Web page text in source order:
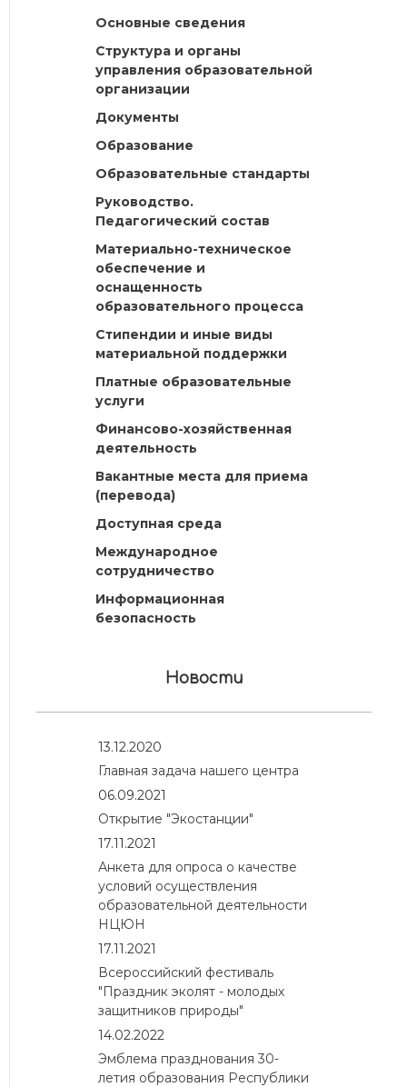
Основные сведения
Структура и органы
управления образовательной
организации
Документы
Образование
Образовательные стандарты
Руководство.
Педагогический состав
Материально-техническое
обеспечение и
оснащенность
образовательного процесса
Стипендии и иные виды
материальной поддержки
Платные образовательные
услуги
Финансово-хозяйственная
деятельность
Вакантные места для приема
(перевода)
Доступная среда
Международное
сотрудничество
Информационная
безопасность
Новости
13.12.2020
Главная задача нашего центра
06.09.2021
Открытие "Экостанции"
17.11.2021
Анкета для опроса о качестве
условий осуществления
образовательной деятельности
НЦЮН
17.11.2021
Всероссийский фестиваль
"Праздник эколят - молодых
защитников природы"
14.02.2022
Эмблема празднования 30-
летия образования Республики